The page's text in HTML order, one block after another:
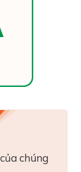
chúng